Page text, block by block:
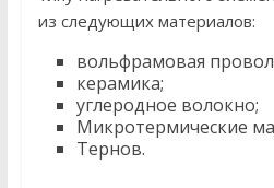
из следующих материалов:
вольфрамовая
керамика;
углеродное волокно;
Микротермические
Тернов.